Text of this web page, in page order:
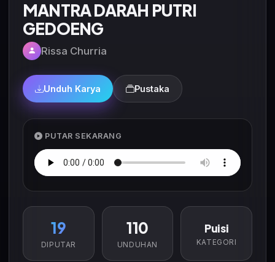
MANTRA DARAH PUTRI
GEDOENG
Rissa Churria
Unduh Karya Pustaka
PUTAR SEKARANG
19
DIPUTAR
110
UNDUHAN
Puisi
KATEGORI